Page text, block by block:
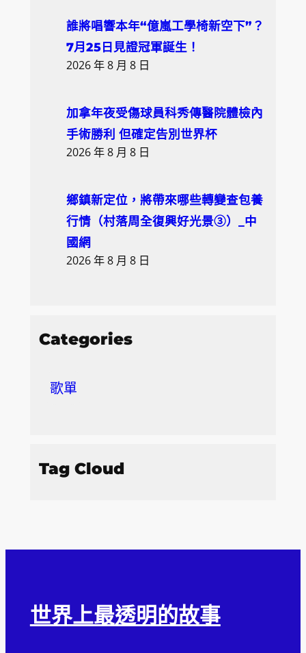
誰將唱響本年“億嵐工學椅新空下”？
7月25日見證冠軍誕生！
2026 年 8 月 8 日
加拿年夜受傷球員科秀傳醫院體檢內
手術勝利 但確定告別世界杯
2026 年 8 月 8 日
鄉鎮新定位，將帶來哪些轉變查包養
行情（村落周全復興好光景③）_中
國網
2026 年 8 月 8 日
Categories
歌單
Tag Cloud
世界上最透明的故事